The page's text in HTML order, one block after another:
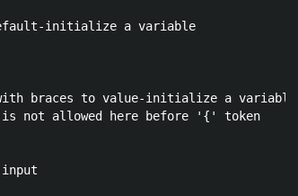
initialize a variable
braces to value-initialize a variable
not allowed here before '{' token